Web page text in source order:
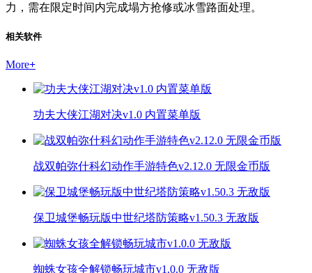
力，需在限定时间内完成塌方抢修或冰雪路面处理。
相关软件
More+
功夫大侠江湖对决v1.0 内置菜单版
战双帕弥什科幻动作手游特色v2.12.0 无限金币版
保卫城堡畅玩版中世纪塔防策略v1.50.3 无敌版
蜘蛛女孩全解锁畅玩城市v1.0.0 无敌版